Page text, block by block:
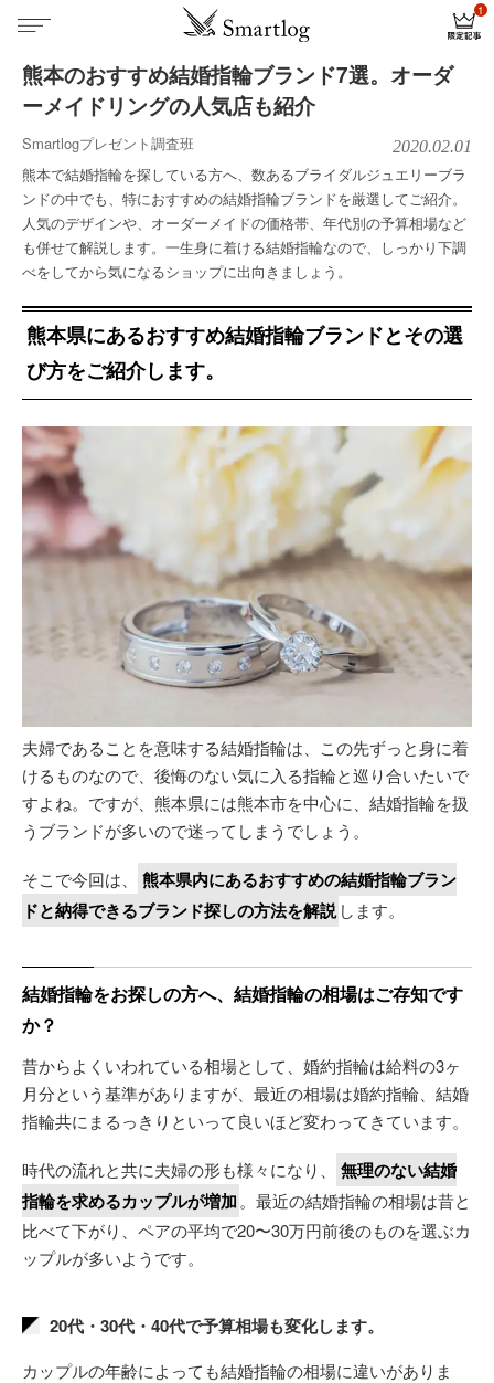
熊本のおすすめ結婚指輪ブランド7選。オーダ
ーメイドリングの人気店も紹介
Smartlogプレゼント調査班 2020.02.01
熊本で結婚指輪を探している方へ、数あるブライダルジュエリーブラ
ンドの中でも、特におすすめの結婚指輪ブランドを厳選してご紹介。
人気のデザインや、オーダーメイドの価格帯、年代別の予算相場など
も併せて解説します。一生身に着ける結婚指輪なので、しっかり下調
べをしてから気になるショップに出向きましょう。
熊本県にあるおすすめ結婚指輪ブランドとその選
び方をご紹介します。
夫婦であることを意味する結婚指輪は、この先ずっと身に着
けるものなので、後悔のない気に入る指輪と巡り合いたいで
すよね。ですが、熊本県には熊本市を中心に、結婚指輪を扱
うブランドが多いので迷ってしまうでしょう。
そこで今回は、
熊本県内にあるおすすめの結婚指輪ブラン
ドと納得できるブランド探しの方法を解説 します。
結婚指輪をお探しの方へ、結婚指輪の相場はご存知です
か？
昔からよくいわれている相場として、婚約指輪は給料の3ヶ
月分という基準がありますが、最近の相場は婚約指輪、結婚
指輪共にまるっきりといって良いほど変わってきています。
時代の流れと共に夫婦の形も様々になり、
無理のない結婚
指輪を求めるカップルが増加 。最近の結婚指輪の相場は昔と
比べて下がり、ペアの平均で20〜30万円前後のものを選ぶカ
ップルが多いようです。
20代・30代・40代で予算相場も変化します。
カップルの年齢によっても結婚指輪の相場に違いがありま